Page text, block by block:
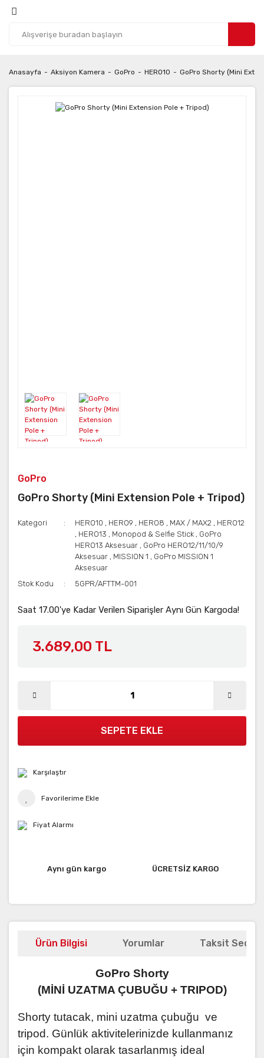
Anasayfa Aksiyon Kamera GoPro HERO10 GoPro Shorty (Mini
GoPro
GoPro Shorty (Mini Extension Pole + Tripod)
Kategori HERO10 , HERO9 , HERO8 , MAX / MAX2 , HERO12
, HERO13 , Monopod & Selfie Stick , GoPro
HERO13 Aksesuar , GoPro HERO12/11/10/9
Aksesuar , MISSION 1 , GoPro MISSION 1
Aksesuar
Stok Kodu
5GPR/AFTTM-001
Saat 17.00'ye Kadar Verilen Siparişler Aynı Gün Kargoda!
3.689,00 TL
SEPETE EKLE
Karşılaştır
Fiyat Alarmı
Aynı gün kargo ÜCRETSİZ KARGO
Ürün Bilgisi Yorumlar Taksit
GoPro Shorty
(MİNİ UZATMA ÇUBUĞU + TRIPOD)
Shorty tutacak, mini uzatma çubuğu ve
tripod. Günlük aktivitelerinizde kullanmanız
için kompakt olarak tasarlanmış ideal